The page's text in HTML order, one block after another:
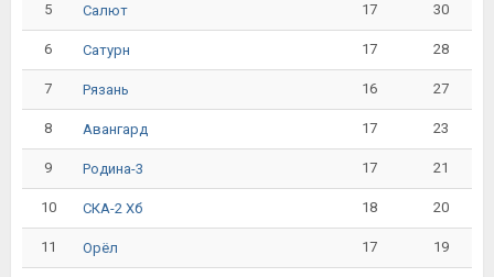
5 Салют 17 30
6 Сатурн 17 28
7 Рязань 16 27
8 Авангард 17 23
9 Родина-3 17 21
10 СКА-2 Хб 18 20
11 Орёл 17 19